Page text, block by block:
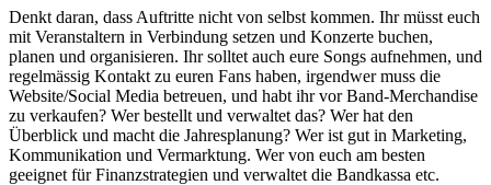
Denkt daran, dass Auftritte nicht von selbst kommen. Ihr müsst euch
mit Veranstaltern in Verbindung setzen und Konzerte buchen,
planen und organisieren. Ihr solltet auch eure Songs aufnehmen, und
regelmässig Kontakt zu euren Fans haben, irgendwer muss die
Website/Social Media betreuen, und habt ihr vor Band-Merchandise
zu verkaufen? Wer bestellt und verwaltet das? Wer hat den
Überblick und macht die Jahresplanung? Wer ist gut in Marketing,
Kommunikation und Vermarktung. Wer von euch am besten
geeignet für Finanzstrategien und verwaltet die Bandkassa etc.